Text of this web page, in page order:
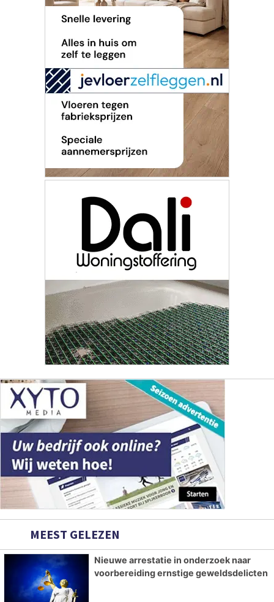
MEEST GELEZEN
Nieuwe arrestatie in onderzoek naar
voorbereiding ernstige geweldsdelicten